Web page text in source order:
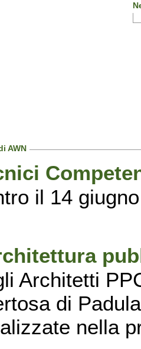
AWN
il 14
Architetti
di
nella